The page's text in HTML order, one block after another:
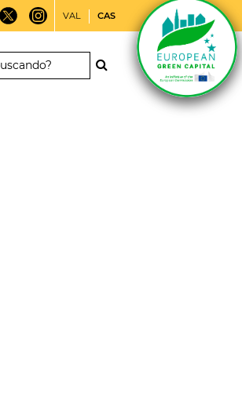
VAL CAS